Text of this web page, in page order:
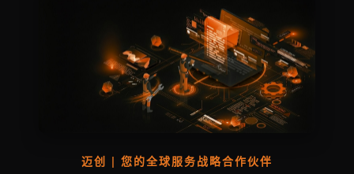
迈创 | 您的全球服务战略合作伙伴